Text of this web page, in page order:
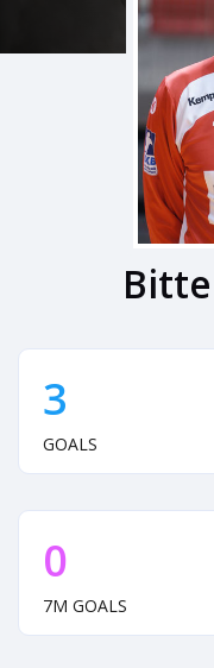
3
GOALS
0
7M GOALS